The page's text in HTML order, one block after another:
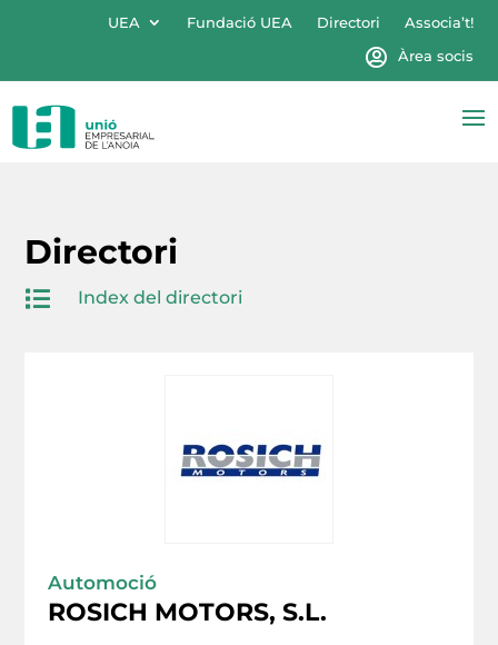
UEA Fundació UEA Directori
Associa’t!
Àrea socis
Directori
 Index del directori
Automoció
ROSICH MOTORS, S.L.